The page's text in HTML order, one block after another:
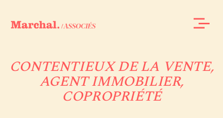
CONTENTIEUX DE LA VENTE,
AGENT IMMOBILIER,
COPROPRIÉTÉ